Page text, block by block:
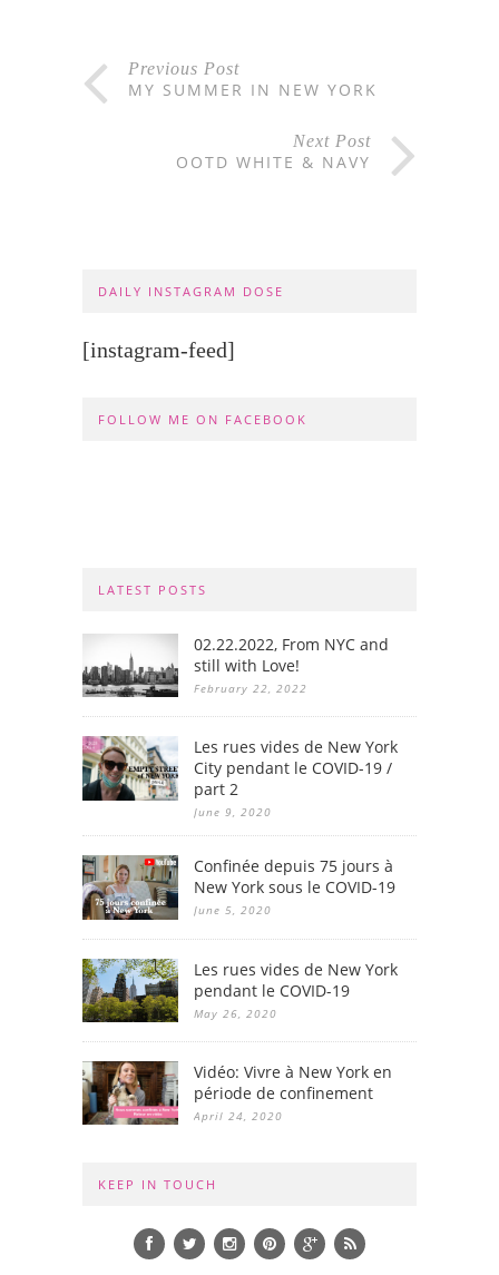
Previous Post
MY SUMMER IN NEW YORK
Next Post
OOTD WHITE & NAVY
DAILY INSTAGRAM DOSE
[instagram-feed]
FOLLOW ME ON FACEBOOK
LATEST POSTS
02.22.2022, From NYC and
still with Love!
February 22, 2022
Les rues vides de New York
City pendant le COVID-19 /
part 2
June 9, 2020
Confinée depuis 75 jours à
New York sous le COVID-19
June 5, 2020
Les rues vides de New York
pendant le COVID-19
May 26, 2020
Vidéo: Vivre à New York en
période de confinement
April 24, 2020
KEEP IN TOUCH